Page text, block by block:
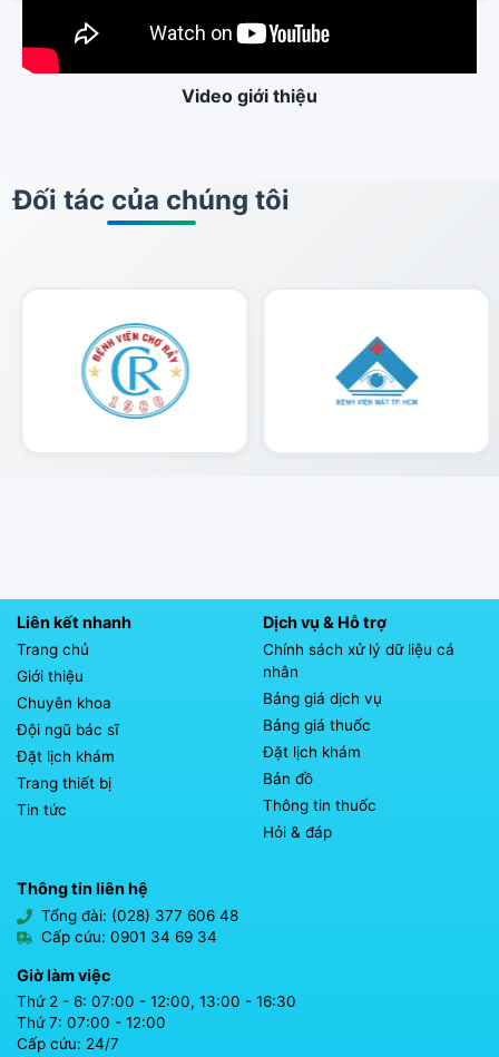
Video giới thiệu
Đối tác của chúng tôi
Liên kết nhanh
Trang chủ
Giới thiệu
Chuyên khoa
Đội ngũ bác sĩ
Đặt lịch khám
Trang thiết bị
Tin tức
Dịch vụ & Hỗ trợ
Chính sách xử lý dữ liệu cá
nhân
Bảng giá dịch vụ
Bảng giá thuốc
Đặt lịch khám
Bản đồ
Thông tin thuốc
Hỏi & đáp
Thông tin liên hệ
Tổng đài: (028) 377 606 48
Cấp cứu: 0901 34 69 34
Giờ làm việc
Thứ 2 - 6: 07:00 - 12:00, 13:00 - 16:30
Thứ 7: 07:00 - 12:00
Cấp cứu: 24/7